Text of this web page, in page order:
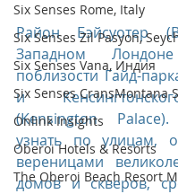
Six Senses Rome, Italy
Six Senses Zil Pasyon,
Six Senses Vana, Индия
Six Senses CransMontana
Onlink Insights
Oberoi Hotels & Resorts
The Oberoi Beach Resort
Район Бэйсуотер
Западном
поблизости Гайд-
и
(Kensington
узнать по улицам,
вереницами
домов и скверов,